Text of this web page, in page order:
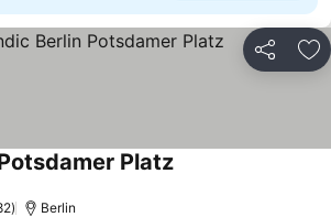
Bagikan
PlatzLihat harga
Berlin